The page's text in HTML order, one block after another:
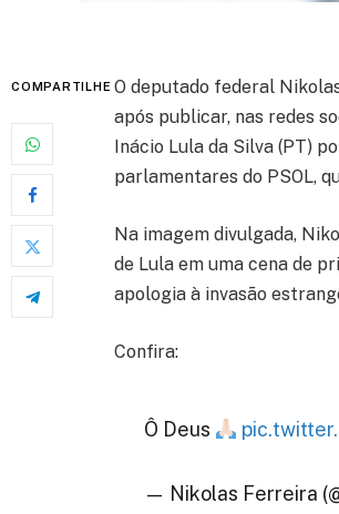
COMPARTILHE O deputado federal
após publicar, nas redes
Inácio Lula da Silva (PT)
parlamentares do PSOL,
Na imagem divulgada,
de Lula em uma cena de
apologia à invasão
Confira:
Ô Deus
— Nikolas Ferreira